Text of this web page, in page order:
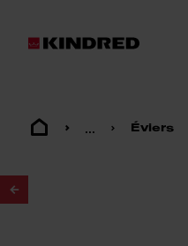
... Éviers